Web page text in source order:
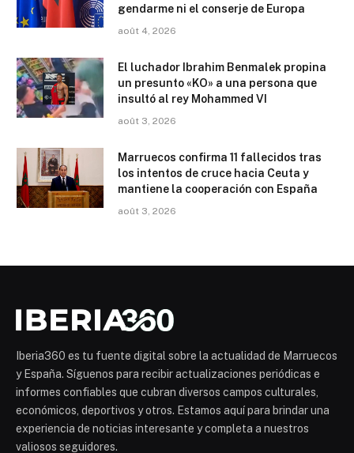
gendarme ni el conserje de Europa
août 4, 2026
El luchador Ibrahim Benmalek propina
un presunto «KO» a una persona que
insultó al rey Mohammed VI
août 3, 2026
Marruecos confirma 11 fallecidos tras
los intentos de cruce hacia Ceuta y
mantiene la cooperación con España
août 3, 2026
Iberia360 es tu fuente digital sobre la actualidad de Marruecos
y España. Síguenos para recibir actualizaciones periódicas e
informes confiables que cubran diversos campos culturales,
económicos, deportivos y otros. Estamos aquí para brindar una
experiencia de noticias interesante y completa a nuestros
valiosos seguidores.